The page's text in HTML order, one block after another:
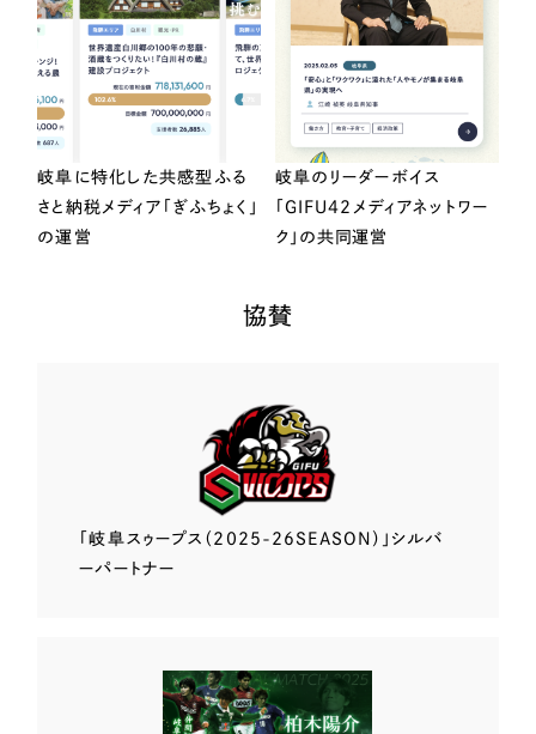
岐阜に特化した共感型ふる
さと納税メディア「ぎふちょく」
の運営
岐阜のリーダーボイス
「GIFU42メディアネットワー
ク」の共同運営
協賛
「岐阜スゥープス （2025-26SEASON）」 シルバ
ーパートナー